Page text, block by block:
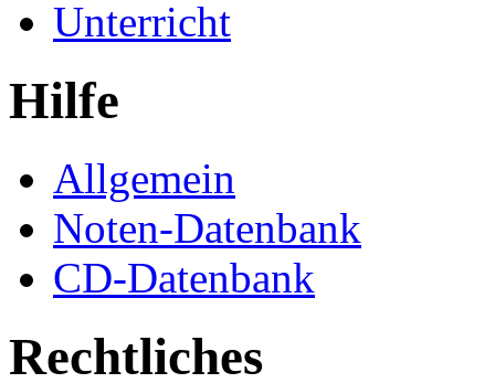
Unterricht
Hilfe
Allgemein
Noten-Datenbank
CD-Datenbank
Rechtliches